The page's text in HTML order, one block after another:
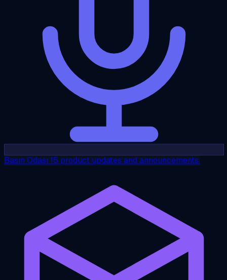
Basın Odası 15 product updates and announcements.